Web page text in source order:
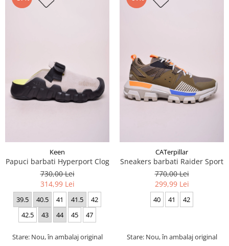
Keen
Papuci barbati Hyperport Clog
730,00 Lei
314,99 Lei
39.5 40.5 41 41.5
42
42.5
43 44 45 47
Stare: Nou, în ambalaj original
CATerpillar
Sneakers barbati Raider Sport
770,00 Lei
299,99 Lei
40 41 42
Stare: Nou, în ambalaj original